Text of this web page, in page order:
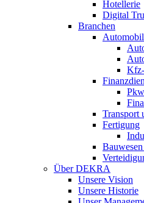
Hotellerie
Digital
Branchen
Transport
Fertigung
Über DEKRA
Unsere Vision
Unsere Historie